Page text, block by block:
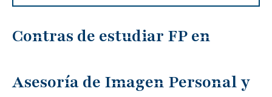
Contras de estudiar FP en
Asesoría de Imagen Personal y